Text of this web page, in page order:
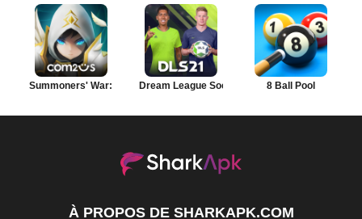
Summoners' War: Sky ArenaDream League Soccer 8 Ball Pool
À PROPOS DE SHARKAPK.COM